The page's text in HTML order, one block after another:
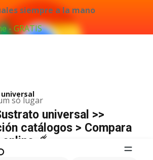
siempre a la mano
- GRATIS
só lugar
universal >>
catálogos > Compara
online ☄️
resultados para este